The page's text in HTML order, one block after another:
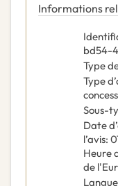
Informations
bd54-
Type
Type
Sous-
Date
l’avis:
Heure
de